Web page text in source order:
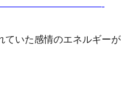
ていた感情のエネルギーが